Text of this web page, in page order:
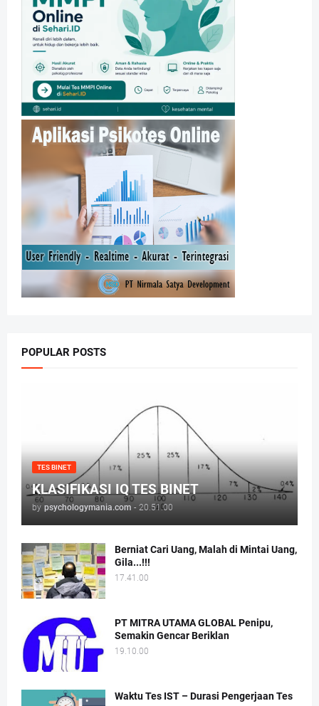
POPULAR POSTS
TES BINET
KLASIFIKASI IQ TES BINET
by psychologymania.com - 20.51.00
Berniat Cari Uang, Malah di Mintai Uang,
Gila...!!!
17.41.00
PT MITRA UTAMA GLOBAL Penipu,
Semakin Gencar Beriklan
19.10.00
Waktu Tes IST – Durasi Pengerjaan Tes